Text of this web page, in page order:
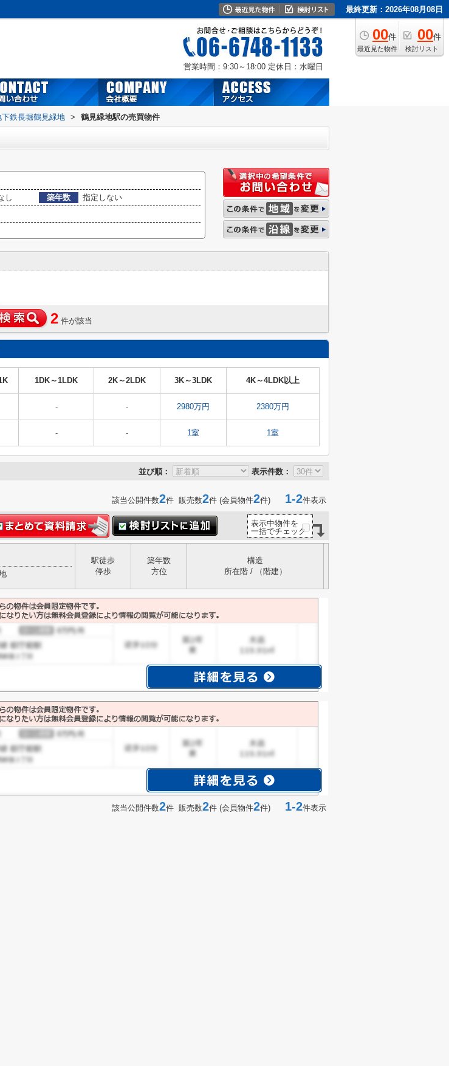
最終更新：2026年08月08日
00件
最近見た物件
00件
検討リスト
営業時間：9:30～18:00 定休日：水曜日
鉄長堀鶴見緑地 > 鶴見緑地駅の売買物件
し 築年数
指定しない
2 件が該当
1DK～1LDK 2K～2LDK 3K～3LDK 4K～4LDK以上
- - 2980万円 2380万円
- - 1室 1室
並び順： 表示件数：
該当公開件数2件 販売数2件 (会員物件2件) 1-2件表示
表示中物件を
一括でチェック
駅徒歩
停歩
築年数
方位
構造
所在階 / （階建）
該当公開件数2件 販売数2件 (会員物件2件) 1-2件表示